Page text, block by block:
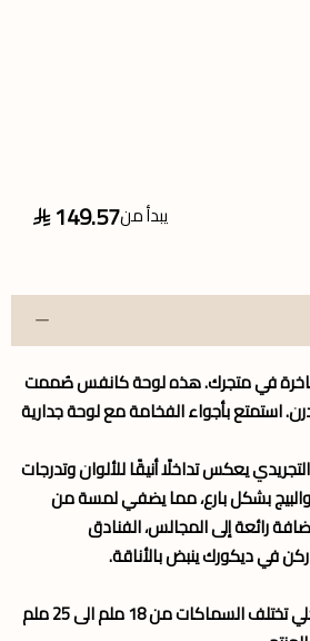
يبدأ من149.57
في متجرك. هذهلوحة كانفسصُممت
استمتع بأجواء الفخامة مع لوحة جدارية
يعكس تداخلًا أنيقًا للألوان وتدرجات
بشكل بارع، مما يضفي لمسة من
رائعة إلى المجالس، الفنادق
في ديكورك ينبض بالأناقة.
من 18 ملم الى 25 ملم